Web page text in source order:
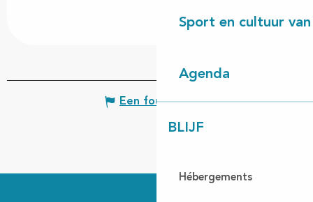
Sport en cultuur
Agenda
BLIJF
Hébergements
Een fout melden